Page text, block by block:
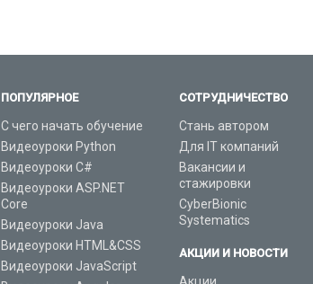
ПОПУЛЯРНОЕ
С чего начать обучение
Видеоуроки Python
Видеоуроки C#
Видеоуроки ASP.NET
Core
Видеоуроки Java
Видеоуроки HTML&CSS
Видеоуроки JavaScript
СОТРУДНИЧЕСТВО
Стань автором
Для IT компаний
Вакансии и
стажировки
CyberBionic
Systematics
АКЦИИ И НОВОСТИ
Акции